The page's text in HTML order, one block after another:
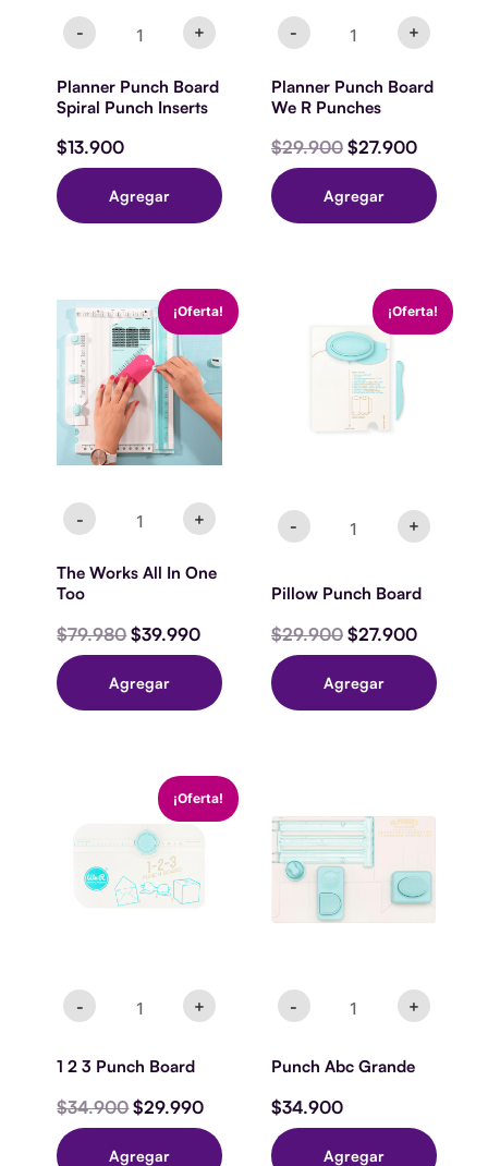
- +
Planner Punch Board
Spiral Punch Inserts
$13.900
Agregar
- +
Planner Punch Board
We R Punches
$29.900 $27.900
Agregar
¡Oferta!
-
The
Works
All
In
One
Too
cantidad
+
The Works All In One
Too
$79.980
El
precio
original
era:
$79.980.
$39.990
precio
es:
$39.990.
Agregar
¡Oferta!
-
Board
cantidad
+
Pillow Punch Board
$29.900
precio
original
era:
$29.900.
$27.900
precio
Agregar
¡Oferta!
-
Punch
Board
cantidad
+
1 2 3 Punch Board
$34.900
precio
original
era:
$34.900.
$29.990
precio
Agregar
-
Grande
cantidad
+
Punch Abc Grande
$34.900
Agregar